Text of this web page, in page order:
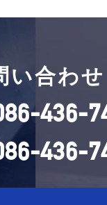
い合わ
436-
436-